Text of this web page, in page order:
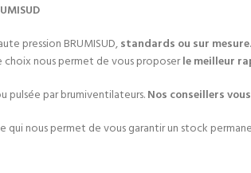
pression BRUMISUD,standards ou sur mesure
choix nous permet de vous proposerle meilleur
pulsée par brumiventilateurs.Nos conseillers
qui nous permet de vous garantir un stock